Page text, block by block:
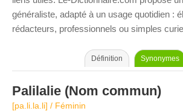
généraliste, adapté à un usage quotidien :
rédacteurs, professionnels ou simples
Définition Synonymes
Palilalie (Nom commun)
[pa.li.la.li] / Féminin